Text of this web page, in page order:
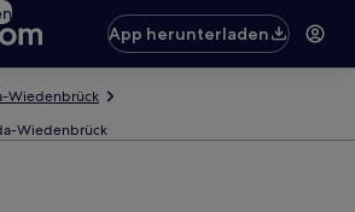
App herunterladen
Wiedenbrück
Wiedenbrück